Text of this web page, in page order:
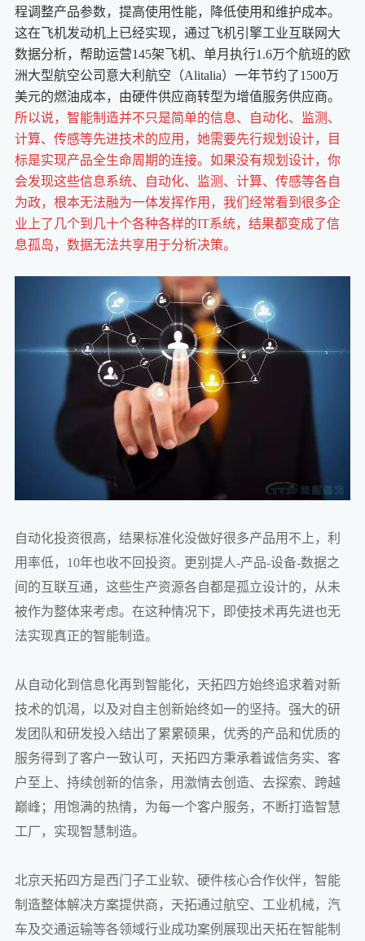
程调整产品参数，提高使用性能，降低使用和维护成本。
这在飞机发动机上已经实现，通过飞机引擎工业互联网大
数据分析，帮助运营145架飞机、单月执行1.6万个航班的欧
洲大型航空公司意大利航空（Alitalia）一年节约了1500万
美元的燃油成本，由硬件供应商转型为增值服务供应商。
所以说，智能制造并不只是简单的信息、自动化、监测、
计算、传感等先进技术的应用，她需要先行规划设计，目
标是实现产品全生命周期的连接。如果没有规划设计，你
会发现这些信息系统、自动化、监测、计算、传感等各自
为政，根本无法融为一体发挥作用，我们经常看到很多企
业上了几个到几十个各种各样的IT系统，结果都变成了信
息孤岛，数据无法共享用于分析决策。
自动化投资很高，结果标准化没做好很多产品用不上，利
用率低，10年也收不回投资。更别提人-产品-设备-数据之
间的互联互通，这些生产资源各自都是孤立设计的，从未
被作为整体来考虑。在这种情况下，即使技术再先进也无
法实现真正的智能制造。
从自动化到信息化再到智能化，天拓四方始终追求着对新
技术的饥渴，以及对自主创新始终如一的坚持。强大的研
发团队和研发投入结出了累累硕果，优秀的产品和优质的
服务得到了客户一致认可，天拓四方秉承着诚信务实、客
户至上、持续创新的信条，用激情去创造、去探索、跨越
巅峰；用饱满的热情，为每一个客户服务，不断打造智慧
工厂，实现智慧制造。
北京天拓四方是西门子工业软、硬件核心合作伙伴，智能
制造整体解决方案提供商，天拓通过航空、工业机械，汽
车及交通运输等各领域行业成功案例展现出天拓在智能制